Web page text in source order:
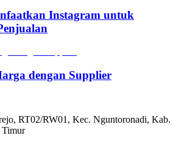
Instagram untuk
dengan Supplier
RT02/RW01, Kec. Nguntoronadi, Kab.
Timur